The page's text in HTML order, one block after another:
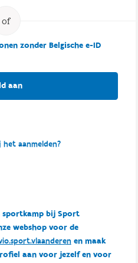
zonder Belgische e-ID
aan
aanmelden?
sportkamp bij Sport
webshop voor de
en maak
aan voor jezelf en voor